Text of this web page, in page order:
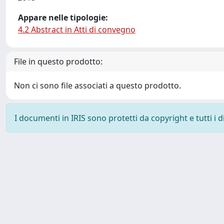
Appare nelle tipologie:
4.2 Abstract in Atti di convegno
File in questo prodotto:
Non ci sono file associati a questo prodotto.
I documenti in IRIS sono protetti da copyright e tutti i